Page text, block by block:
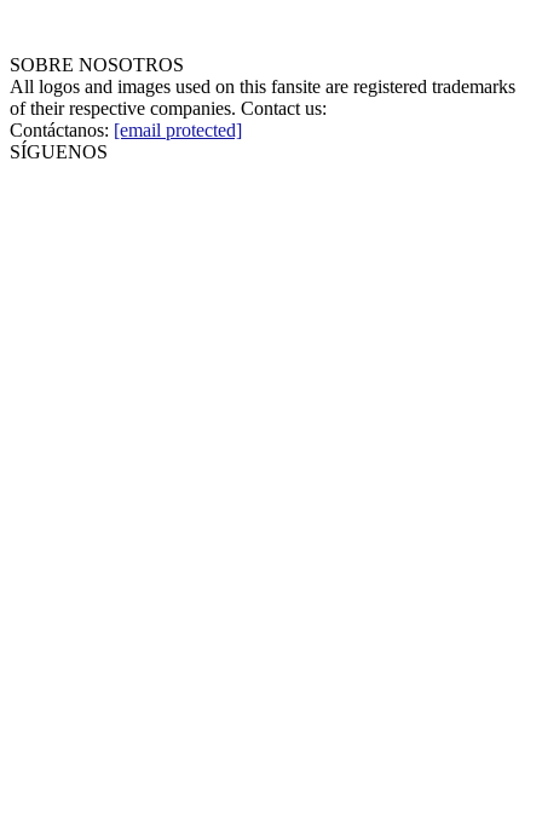
SOBRE NOSOTROS
All logos and images used on this fansite are registered trademarks
of their respective companies. Contact us:
Contáctanos: [email protected]
SÍGUENOS